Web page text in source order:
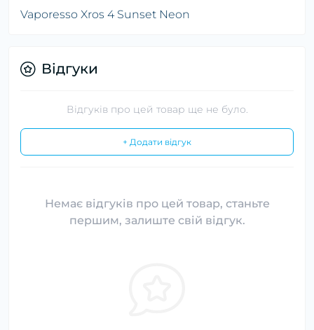
Vaporesso Xros 4 Sunset Neon
Відгуки
Відгуків про цей товар ще не було.
+ Додати відгук
Немає відгуків про цей товар, станьте
першим, залиште свій відгук.